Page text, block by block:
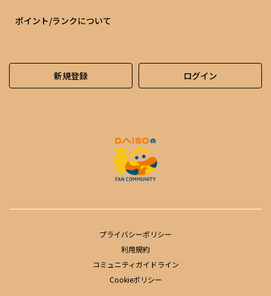
ポイント/ランクについて
新規登録 ログイン
プライバシーポリシー
利用規約
コミュニティガイドライン
Cookieポリシー